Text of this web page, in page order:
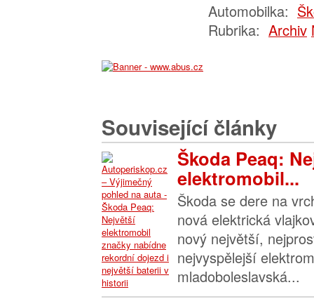
Automobilka:
Rubrika: Archiv
Související články
Škoda Peaq:
elektromobil...
Škoda se dere na
nová elektrická
nový největší,
nejvyspělejší
mladoboleslavská...